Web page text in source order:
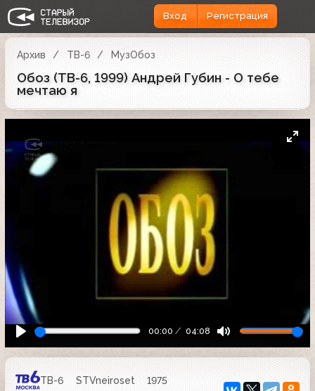
Вход Регистрация
Архив ТВ-6 МузОбоз
Обоз (ТВ-6, 1999) Андрей Губин - О тебе
мечтаю я
00:00 04:08
ТВ-6 STVneiroset
1975